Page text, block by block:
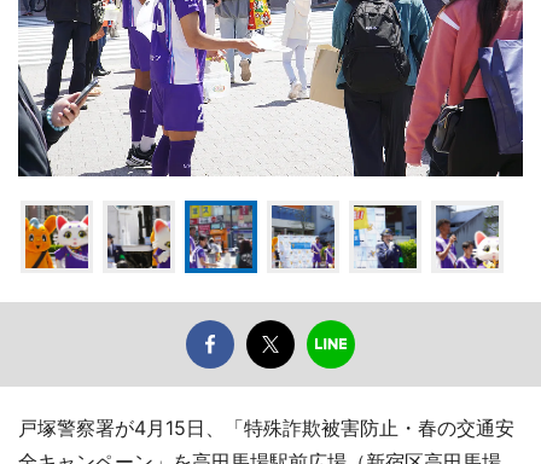
戸塚警察署が4月15日、「特殊詐欺被害防止・春の交通安